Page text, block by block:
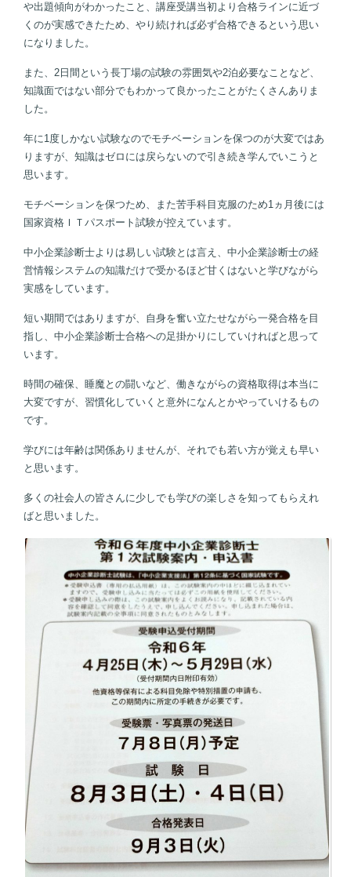
や出題傾向がわかったこと、講座受講当初より合格ラインに近づ
くのが実感できたため、やり続ければ必ず合格できるという思い
になりました。
また、2日間という長丁場の試験の雰囲気や2泊必要なことなど、
知識面ではない部分でもわかって良かったことがたくさんありま
した。
年に1度しかない試験なのでモチベーションを保つのが大変ではあ
りますが、知識はゼロには戻らないので引き続き学んでいこうと
思います。
モチベーションを保つため、また苦手科目克服のため1ヵ月後には
国家資格ＩＴパスポート試験が控えています。
中小企業診断士よりは易しい試験とは言え、中小企業診断士の経
営情報システムの知識だけで受かるほど甘くはないと学びながら
実感をしています。
短い期間ではありますが、自身を奮い立たせながら一発合格を目
指し、中小企業診断士合格への足掛かりにしていければと思って
います。
時間の確保、睡魔との闘いなど、働きながらの資格取得は本当に
大変ですが、習慣化していくと意外になんとかやっていけるもの
です。
学びには年齢は関係ありませんが、それでも若い方が覚えも早い
と思います。
多くの社会人の皆さんに少しでも学びの楽しさを知ってもらえれ
ばと思いました。